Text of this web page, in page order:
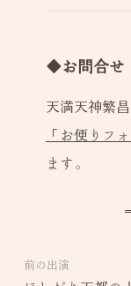
◆お問合せ
天満天神繁
「お便りフォ
ます。
前の出演